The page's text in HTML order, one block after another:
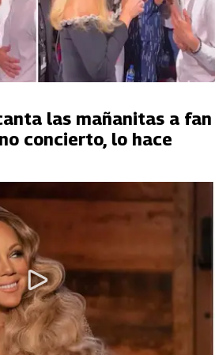
las mañanitas a fan
concierto, lo hace